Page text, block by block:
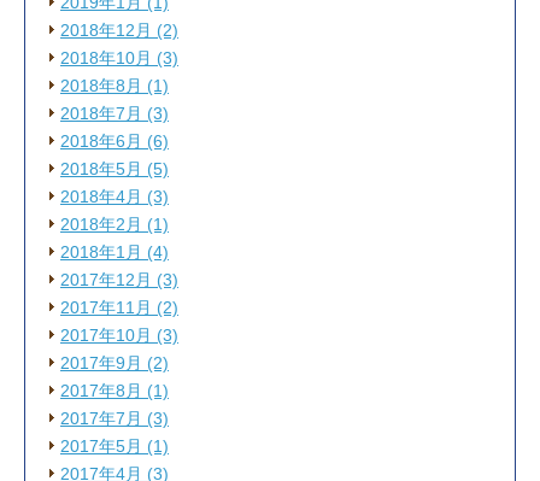
2018年12月 (2)
2018年10月 (3)
2018年8月 (1)
2018年7月 (3)
2018年6月 (6)
2018年5月 (5)
2018年4月 (3)
2018年2月 (1)
2018年1月 (4)
2017年12月 (3)
2017年11月 (2)
2017年10月 (3)
2017年9月 (2)
2017年8月 (1)
2017年7月 (3)
2017年5月 (1)
2017年4月 (3)